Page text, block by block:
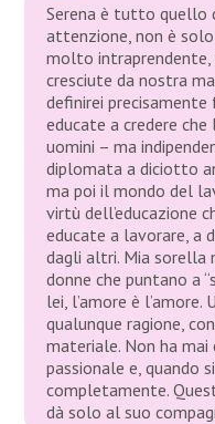
Serena è tutto quello
attenzione, non è
molto
cresciute da nostra
definirei
educate a credere
uomini – ma
diplomata a diciotto
ma poi il mondo del
virtù dell’educazione
educate a lavorare, a
dagli altri. Mia sorella
donne che puntano a
lei, l’amore è
qualunque ragione,
materiale. Non ha mai
passionale e, quando
completamente.
dà solo al suo